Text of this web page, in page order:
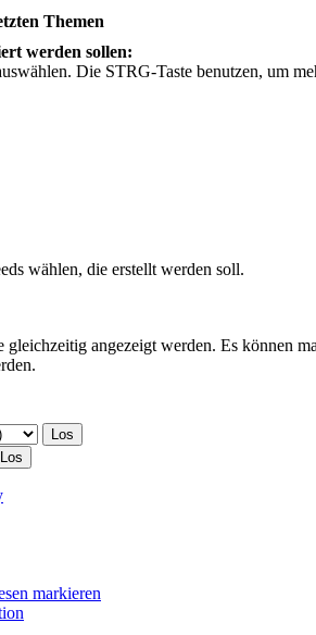
Themen
werden sollen:
Die STRG-Taste benutzen, um
wählen, die erstellt werden soll.
gleichzeitig angezeigt werden. Es können
markieren